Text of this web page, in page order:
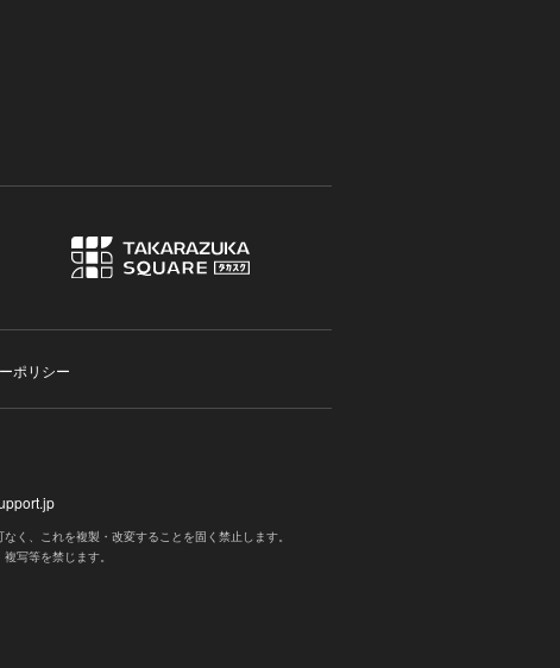
ポリシー
く、これを複製・改変することを固く禁止します。
写等を禁じます。